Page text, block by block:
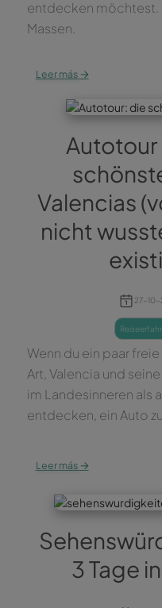
entdecken möchtest.
Massen.
Leer más →
Valencias
nicht
27-10-
Wenn du ein paar
Art, Valencia und
im Landesinneren als
entdecken, ein Auto
Leer más →
3 Tage